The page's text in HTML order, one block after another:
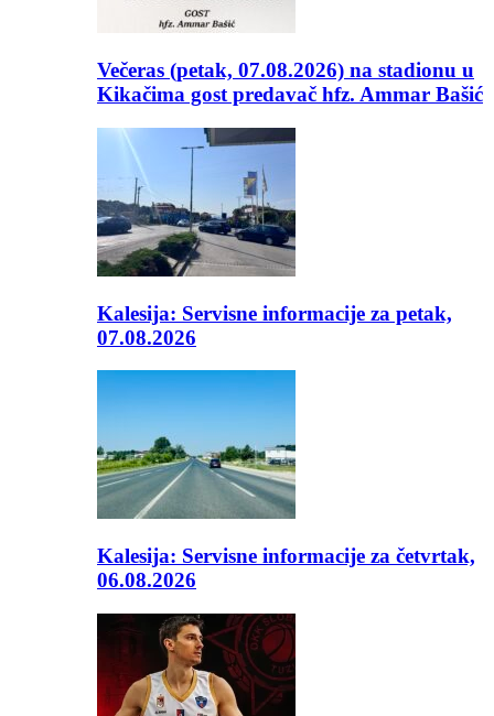
Večeras (petak, 07.08.2026) na stadionu u
Kikačima gost predavač hfz. Ammar Bašić
Kalesija: Servisne informacije za petak,
07.08.2026
Kalesija: Servisne informacije za četvrtak,
06.08.2026